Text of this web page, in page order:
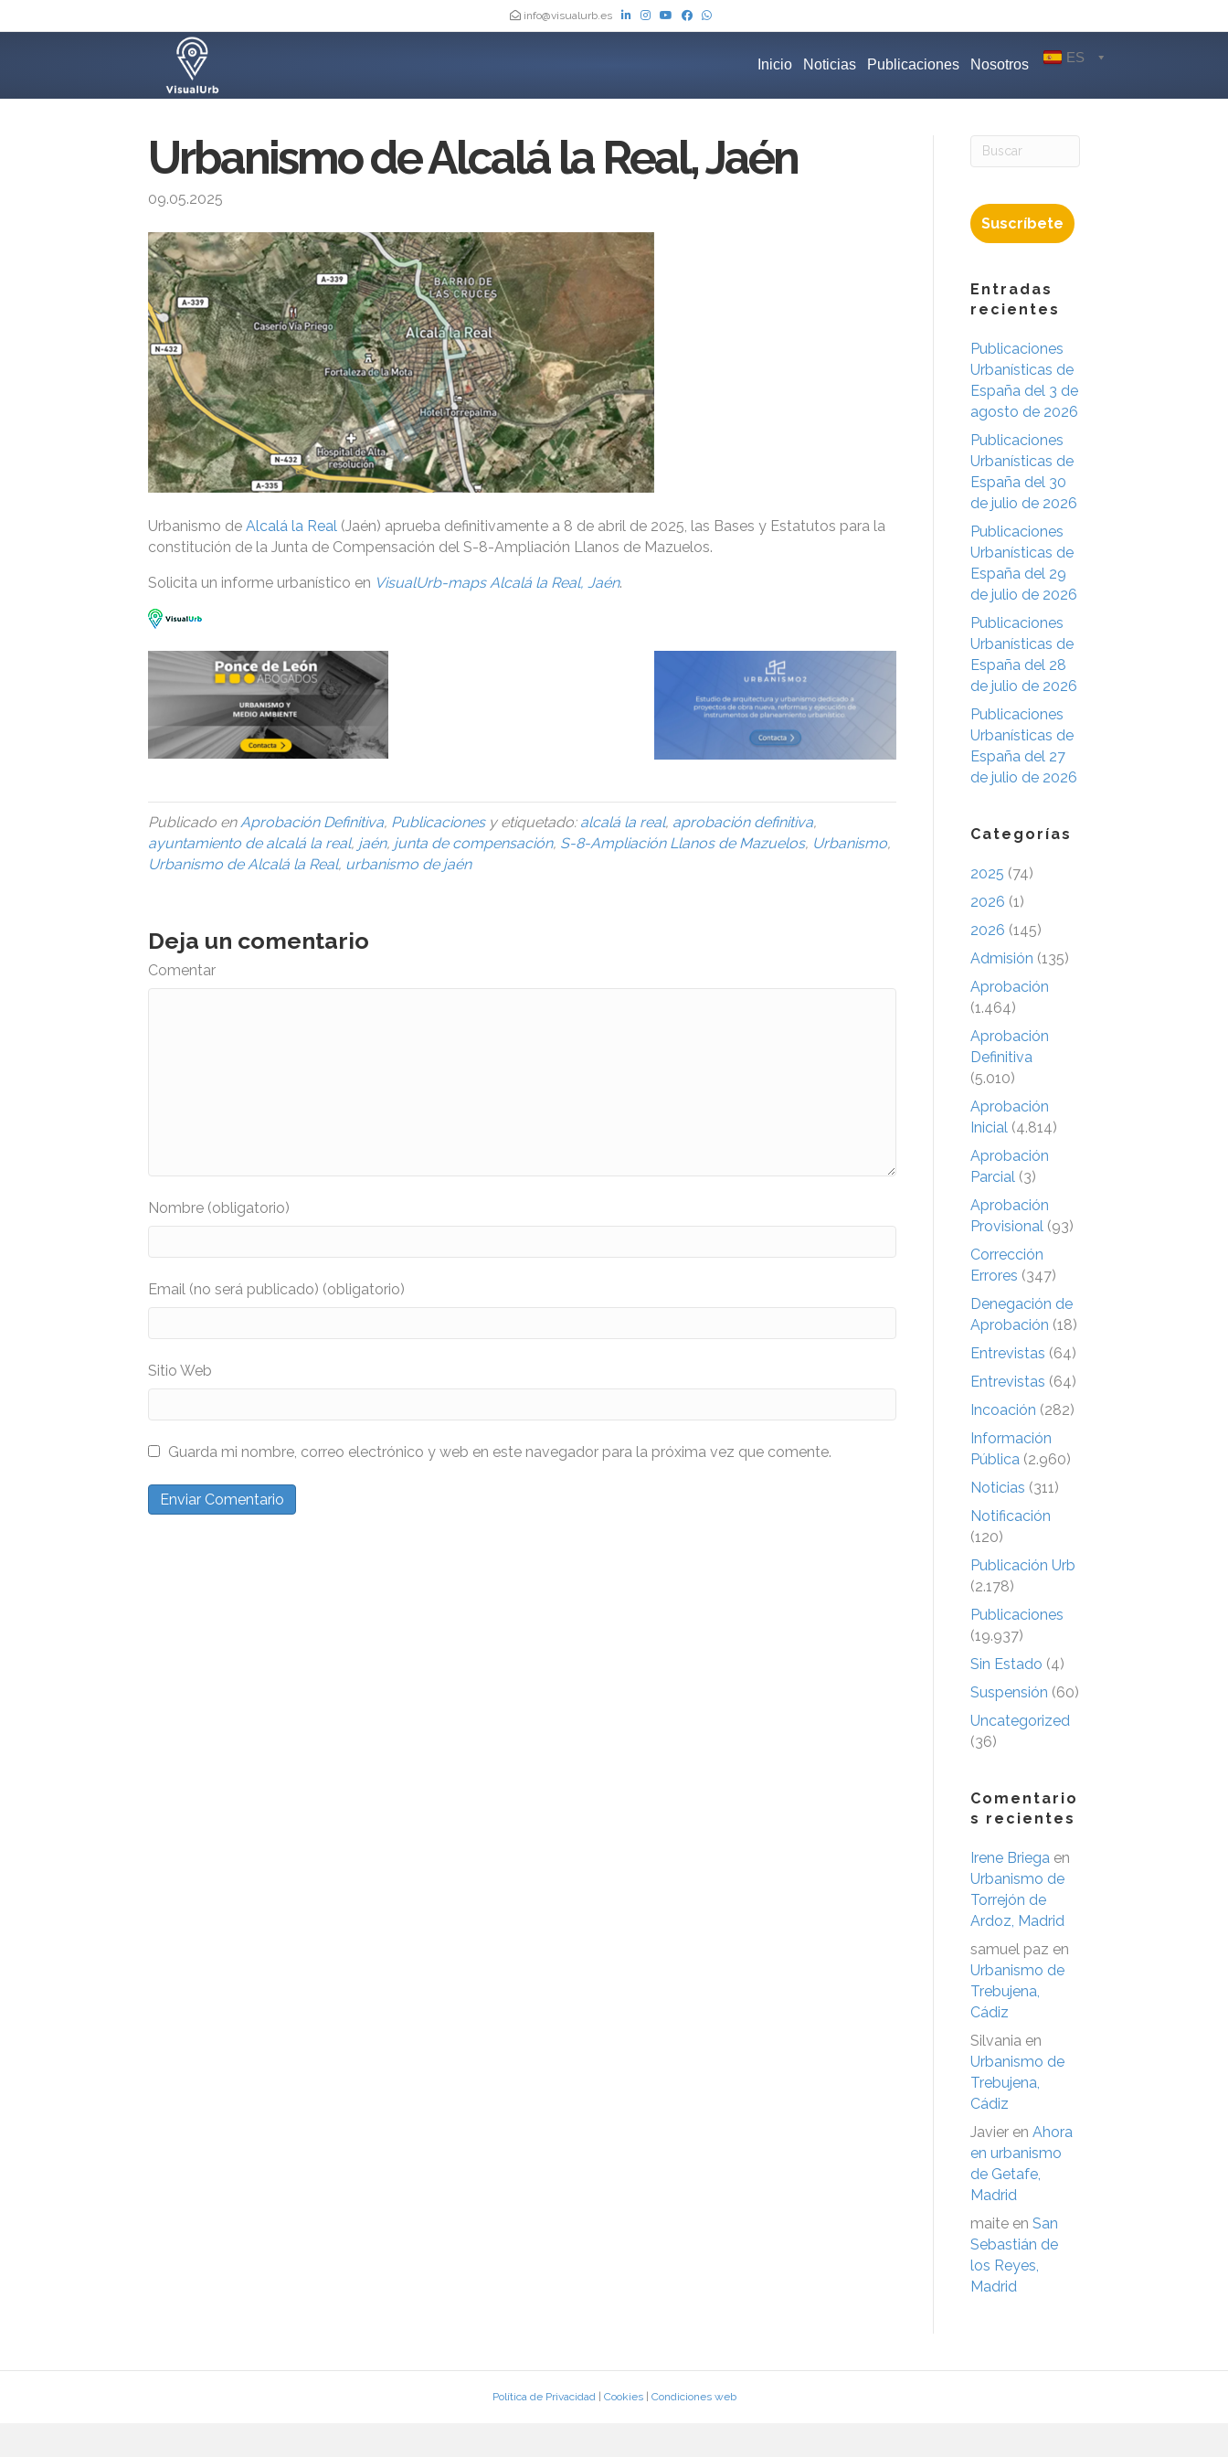
info@visualurb.es
Inicio Noticias Publicaciones Nosotros ES
Urbanismo de Alcalá la Real, Jaén
09.05.2025
Urbanismo de Alcalá la Real (Jaén) aprueba definitivamente a 8 de abril de 2025, las Bases y Estatutos para la
constitución de la Junta de Compensación del S-8-Ampliación Llanos de Mazuelos.
Solicita un informe urbanístico en VisualUrb-maps Alcalá la Real, Jaén.
Publicado enAprobación Definitiva, Publicacionesy etiquetado: alcalá la real, aprobación definitiva,
ayuntamiento de alcalá la real, jaén, junta de compensación, S-8-Ampliación Llanos de Mazuelos, Urbanismo,
Urbanismo de Alcalá la Real, urbanismo de jaén
Deja un comentario
Comentar
Nombre (obligatorio)
Email (no será publicado) (obligatorio)
Sitio Web
Guarda mi nombre, correo electrónico y web en este navegador para la próxima vez que comente.
Suscríbete
Entradas
recientes
Publicaciones
Urbanísticas de
España del 3 de
agosto de 2026
Publicaciones
Urbanísticas de
España del 30
de julio de 2026
Publicaciones
Urbanísticas de
España del 29
de julio de 2026
Publicaciones
Urbanísticas de
España del 28
de julio de 2026
Publicaciones
Urbanísticas de
España del 27
de julio de 2026
Categorías
2025 (74)
2026 (1)
2026 (145)
Admisión (135)
Aprobación
(1.464)
Aprobación
Definitiva
(5.010)
Aprobación
Inicial (4.814)
Aprobación
Parcial (3)
Aprobación
Provisional (93)
Corrección
Errores (347)
Denegación de
Aprobación (18)
Entrevistas (64)
Entrevistas (64)
Incoación (282)
Información
Pública (2.960)
Noticias (311)
Notificación
(120)
Publicación Urb
(2.178)
Publicaciones
(19.937)
Sin Estado (4)
Suspensión (60)
Uncategorized
(36)
Comentario
s recientes
Irene Briega en
Urbanismo de
Torrejón de
Ardoz, Madrid
samuel paz en
Urbanismo de
Trebujena,
Cádiz
Silvania en
Urbanismo de
Trebujena,
Cádiz
Javier en Ahora
en urbanismo
de Getafe,
Madrid
maite en San
Sebastián de
los Reyes,
Madrid
Política de Privacidad| Cookies| Condiciones web